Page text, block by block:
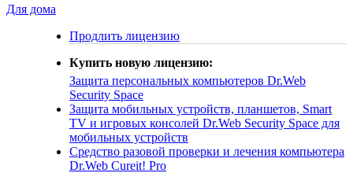
Для дома
Продлить лицензию
Купить новую лицензию:
Защита персональных компьютеров Dr.Web
Security Space
Защита мобильных устройств, планшетов, Smart
TV и игровых консолей Dr.Web Security Space для
мобильных устройств
Средство разовой проверки и лечения компьютера
Dr.Web Cureit! Pro